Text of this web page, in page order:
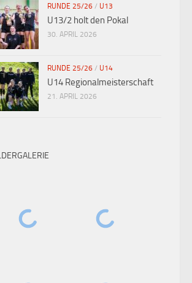
RUNDE 25/26 / U13
U13/2 holt den Pokal
30. APRIL 2026
RUNDE 25/26 / U14
U14 Regionalmeisterschaft
21. APRIL 2026